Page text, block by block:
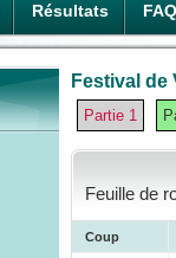
Résultats FAQ
Festival de
Partie 1
Feuille de
Coup